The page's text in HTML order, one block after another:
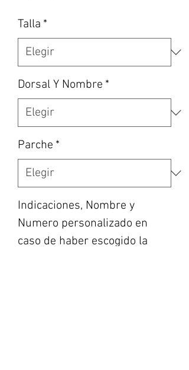
Talla *
Dorsal Y Nombre *
Parche *
Indicaciones, Nombre y
Numero personalizado en
caso de haber escogido la